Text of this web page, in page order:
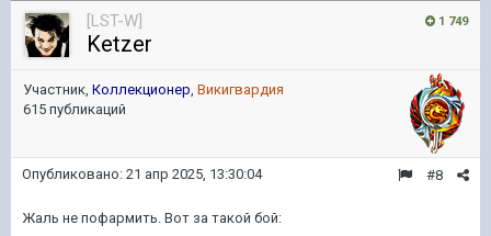
1 749
[LST-W]
Ketzer
Участник, Коллекционер, Викигвардия
615 публикаций
#8
Опубликовано: 21 апр 2025, 13:30:04
Жаль не пофармить. Вот за такой бой: